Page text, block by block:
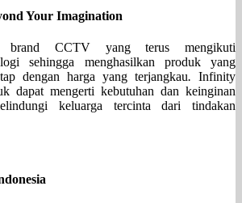
Your Imagination
brand CCTV yang terus mengikuti
sehingga menghasilkan produk yang
dengan harga yang terjangkau. Infinity
dapat mengerti kebutuhan dan keinginan
keluarga tercinta dari tindakan